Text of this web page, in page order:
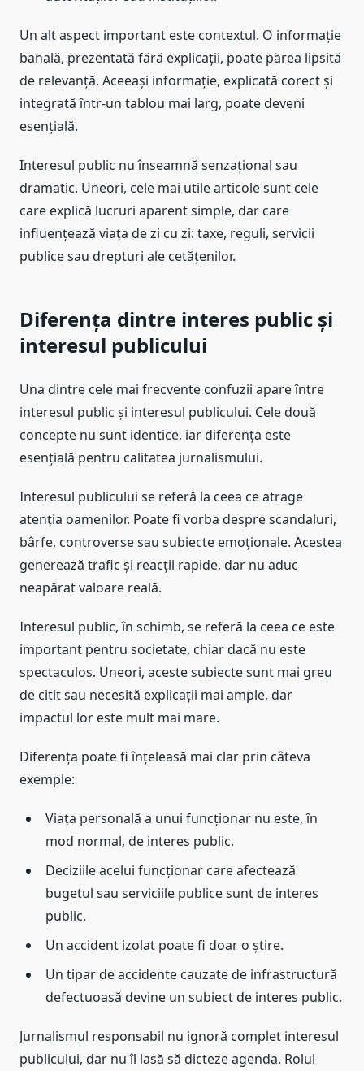
Un alt aspect important este contextul. O informație
banală, prezentată fără explicații, poate părea lipsită
de relevanță. Aceeași informație, explicată corect și
integrată într-un tablou mai larg, poate deveni
esențială.
Interesul public nu înseamnă senzațional sau
dramatic. Uneori, cele mai utile articole sunt cele
care explică lucruri aparent simple, dar care
influențează viața de zi cu zi: taxe, reguli, servicii
publice sau drepturi ale cetățenilor.
Diferența dintre interes public și
interesul publicului
Una dintre cele mai frecvente confuzii apare între
interesul public și interesul publicului. Cele două
concepte nu sunt identice, iar diferența este
esențială pentru calitatea jurnalismului.
Interesul publicului se referă la ceea ce atrage
atenția oamenilor. Poate fi vorba despre scandaluri,
bârfe, controverse sau subiecte emoționale. Acestea
generează trafic și reacții rapide, dar nu aduc
neapărat valoare reală.
Interesul public, în schimb, se referă la ceea ce este
important pentru societate, chiar dacă nu este
spectaculos. Uneori, aceste subiecte sunt mai greu
de citit sau necesită explicații mai ample, dar
impactul lor este mult mai mare.
Diferența poate fi înțeleasă mai clar prin câteva
exemple:
Viața personală a unui funcționar nu este, în
mod normal, de interes public.
Deciziile acelui funcționar care afectează
bugetul sau serviciile publice sunt de interes
public.
Un accident izolat poate fi doar o știre.
Un tipar de accidente cauzate de infrastructură
defectuoasă devine un subiect de interes public.
Jurnalismul responsabil nu ignoră complet interesul
publicului, dar nu îl lasă să dicteze agenda. Rolul